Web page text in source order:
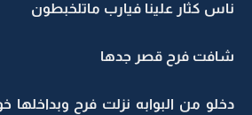
ناس كثار علينا فيارب ماتلخبطون
شافت فرح قصر جدها
دخلو من البوابه نزلت فرح